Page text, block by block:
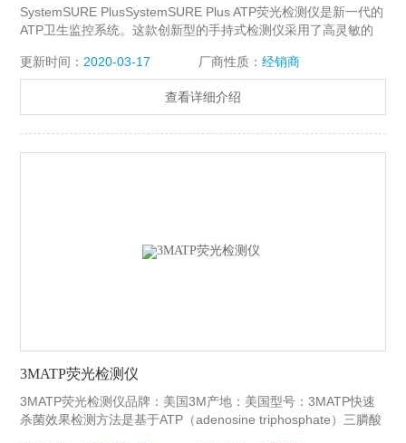
SystemSURE PlusSystemSURE Plus ATP荧光检测仪是新一代的
ATP卫生监控系统。这款创新型的手持式检测仪采用了高灵敏的
格合理的卫生监控系统。
更新时间： 2020-03-17 厂商性质： 经销商
查看详细介绍
3MATP荧光检测仪
3MATP荧光检测仪品牌：美国3M产地：美国型号：3MATP快速
杀菌效果检测方法是基于ATP（adenosine triphosphate）三膦酸